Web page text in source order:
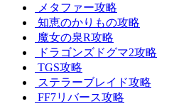
メタファー攻略
知恵のかりもの攻略
魔女の泉R攻略
ドラゴンズドグマ2攻略
TGS攻略
ステラーブレイド攻略
FF7リバース攻略